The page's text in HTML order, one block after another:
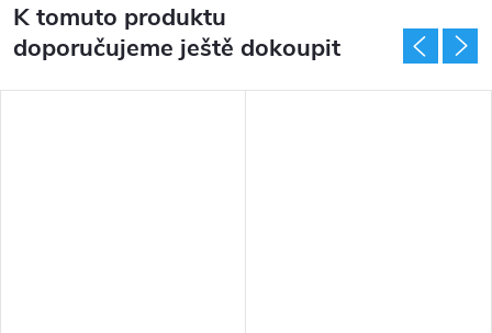
K tomuto produktu
doporučujeme ještě dokoupit